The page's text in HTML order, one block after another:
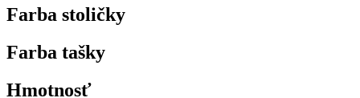
Farba stoličky
Farba tašky
Hmotnosť